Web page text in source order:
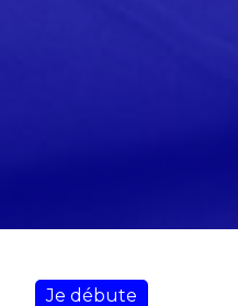
Je débute